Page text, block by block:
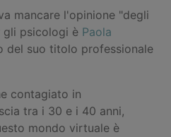
mancare l'opinione "degli
gli psicologi è Paola
del suo titolo professionale
contagiato in
tra i 30 e i 40 anni,
mondo virtuale è